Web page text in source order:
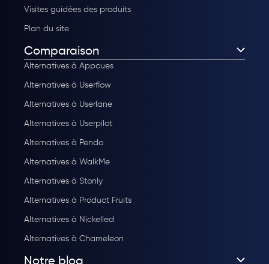
Visites guidées des produits
Plan du site
Comparaison
Alternatives à Appcues
Alternatives à Userflow
Alternatives à Userlane
Alternatives à Userpilot
Alternatives à Pendo
Alternatives à WalkMe
Alternatives à Stonly
Alternatives à Product Fruits
Alternatives à Nickelled
Alternatives à Chameleon
Notre blog